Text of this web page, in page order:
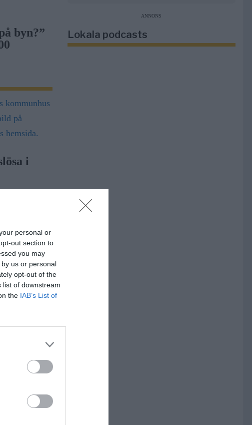
personal or
out section to
you may
us or personal
opt-out of the
list of downstream
the IAB’s List of
byn?”
i
gör
i
fler
för
ANNONS
Lokala podcasts